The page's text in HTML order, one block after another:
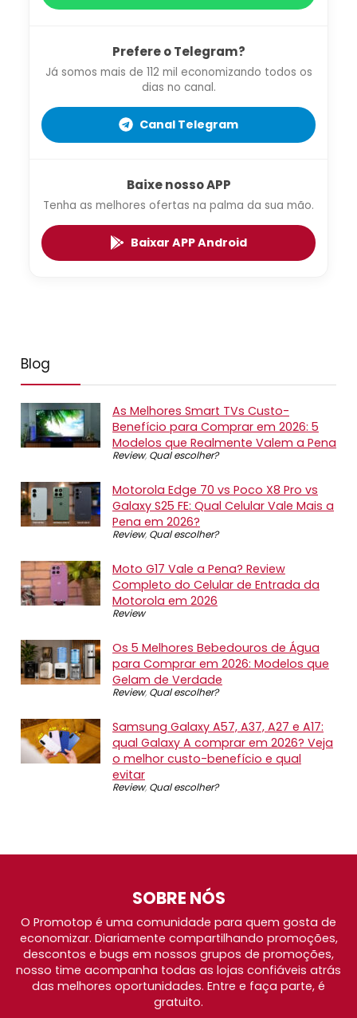
Prefere o Telegram?
Já somos mais de 112 mil economizando todos os
dias no canal.
Canal Telegram
Baixe nosso APP
Tenha as melhores ofertas na palma da sua mão.
Baixar APP Android
Blog
As Melhores Smart TVs Custo-
Benefício para Comprar em 2026: 5
Modelos que Realmente Valem a Pena
Review, Qual escolher?
Motorola Edge 70 vs Poco X8 Pro vs
Galaxy S25 FE: Qual Celular Vale Mais a
Pena em 2026?
Review, Qual escolher?
Moto G17 Vale a Pena? Review
Completo do Celular de Entrada da
Motorola em 2026
Review
Os 5 Melhores Bebedouros de Água
para Comprar em 2026: Modelos que
Gelam de Verdade
Review, Qual escolher?
Samsung Galaxy A57, A37, A27 e A17:
qual Galaxy A comprar em 2026? Veja
o melhor custo-benefício e qual
evitar
Review, Qual escolher?
SOBRE NÓS
O Promotop é uma comunidade para quem gosta de
economizar. Diariamente compartilhando promoções,
descontos e bugs em nossos grupos de promoções,
nosso time acompanha todas as lojas confiáveis atrás
das melhores oportunidades. Entre e faça parte, é
gratuito.